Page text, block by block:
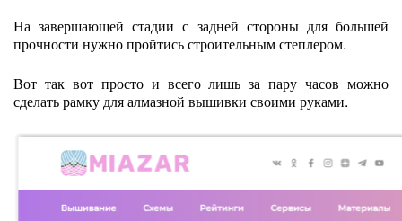
На завершающей стадии с задней стороны для большей
прочности нужно пройтись строительным степлером.
Вот так вот просто и всего лишь за пару часов можно
сделать рамку для алмазной вышивки своими руками.